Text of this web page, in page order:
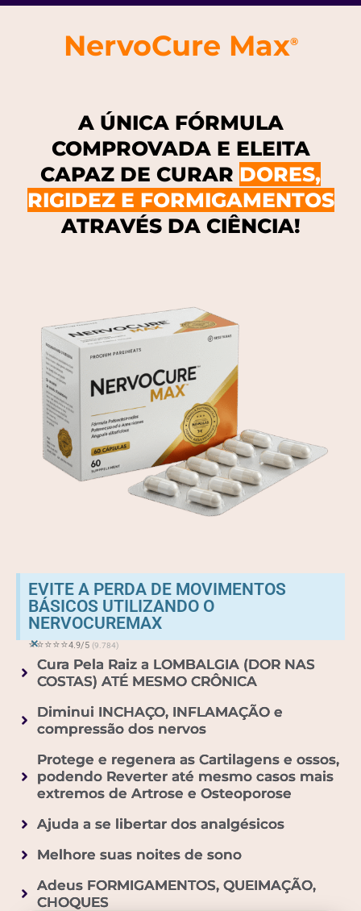
NervoCure Max®
A ÚNICA FÓRMULA
COMPROVADA E ELEITA
CAPAZ DE CURAR DORES,
RIGIDEZ E FORMIGAMENTOS
ATRAVÉS DA CIÊNCIA!
EVITE A PERDA DE MOVIMENTOS
BÁSICOS UTILIZANDO O
NERVOCUREMAX
×
⭐⭐⭐⭐⭐4.9/5 (9.784)
Cura Pela Raiz a LOMBALGIA (DOR NAS
COSTAS) ATÉ MESMO CRÔNICA
Diminui INCHAÇO, INFLAMAÇÃO e
compressão dos nervos
Protege e regenera as Cartilagens e ossos,
podendo Reverter até mesmo casos mais
extremos de Artrose e Osteoporose
Ajuda a se libertar dos analgésicos
Melhore suas noites de sono
Adeus FORMIGAMENTOS, QUEIMAÇÃO,
CHOQUES